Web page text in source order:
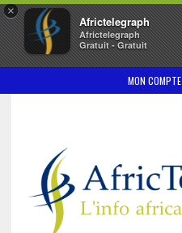
×
Africtelegraph
Africtelegraph
Gratuit - Gratuit
MON COMPTE